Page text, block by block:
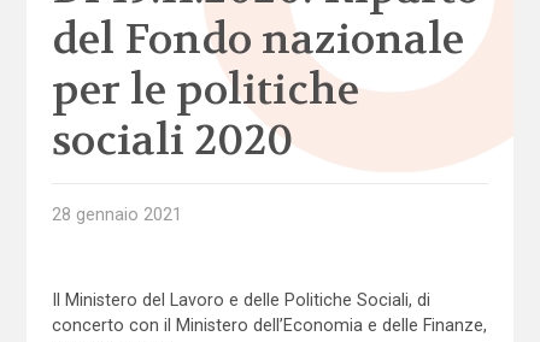
del Fondo nazionale
per le politiche
sociali 2020
28 gennaio 2021
Il Ministero del Lavoro e delle Politiche Sociali, di
concerto con il Ministero dell’Economia e delle Finanze,